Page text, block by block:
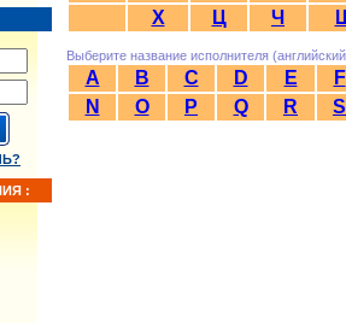
:
Х
Ц Ч
Выберите название исполнителя
A B C D E
F
N
O P Q R S